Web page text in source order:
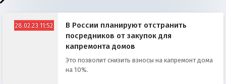
28.02.23 11:52
В России планируют отстранить
посредников от закупок для
капремонта домов
Это позволит снизить взносы на капремонт дома
на 10%.